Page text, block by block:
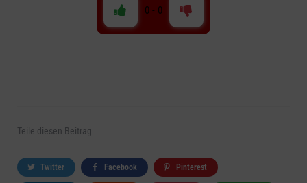
0 - 0
Teile diesen Beitrag
Twitter Facebook Pinterest